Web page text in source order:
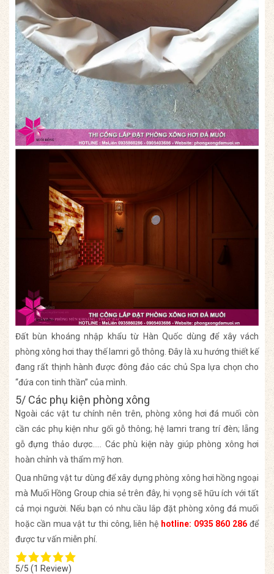
Đất bùn khoáng nhập khẩu từ Hàn Quốc dùng để xây vách
phòng xông hơi thay thế lamri gỗ thông. Đây là xu hướng thiết kế
đang rất thịnh hành được đông đảo các chủ Spa lựa chọn cho
“đứa con tinh thần” của mình.
5/ Các phụ kiện phòng xông
Ngoài các vật tư chính nên trên, phòng xông hơi đá muối còn
cần các phụ kiện như gối gỗ thông; hệ lamri trang trí đèn; lẵng
gỗ đựng thảo dược….. Các phù kiện này giúp phòng xông hơi
hoàn chỉnh và thẩm mỹ hơn.
Qua những vật tư dùng để xây dựng phòng xông hơi hồng ngoại
mà Muối Hồng Group chia sẻ trên đây, hi vọng sẽ hữu ích với tất
cả mọi người. Nếu bạn có nhu cầu lắp đặt phòng xông đá muối
hoặc cần mua vật tư thi công, liên hệ hotline: 0935 860 286 để
được tư vấn miễn phí.
5/5 (1 Review)